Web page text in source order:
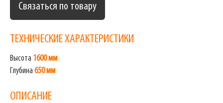
Связаться по товару
ТЕХНИЧЕСКИЕ ХАРАКТЕРИСТИКИ
Высота 1600 мм
Глубина650 мм
ОПИСАНИЕ